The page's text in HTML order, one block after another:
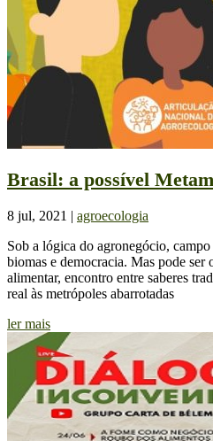
Brasil: a possível
8 jul, 2021 | agroecologia
Sob a lógica do agronegócio,
biomas e democracia. Mas pode ser
alimentar, encontro entre saberes
real às metrópoles abarrotadas
ler mais